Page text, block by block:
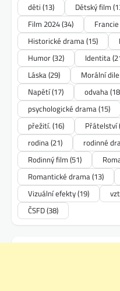
děti (13) Dětský film
Film 2024(34) Francie
Historické drama(15)
Humor(32) Identita
Láska(29) Morální
Napětí(17) odvaha
psychologické drama(15)
přežití. (16) Přátelství
rodina(21) rodinné
Rodinný film (51)
Romantické drama(13)
Vizuální efekty(19)
ČSFD(38)